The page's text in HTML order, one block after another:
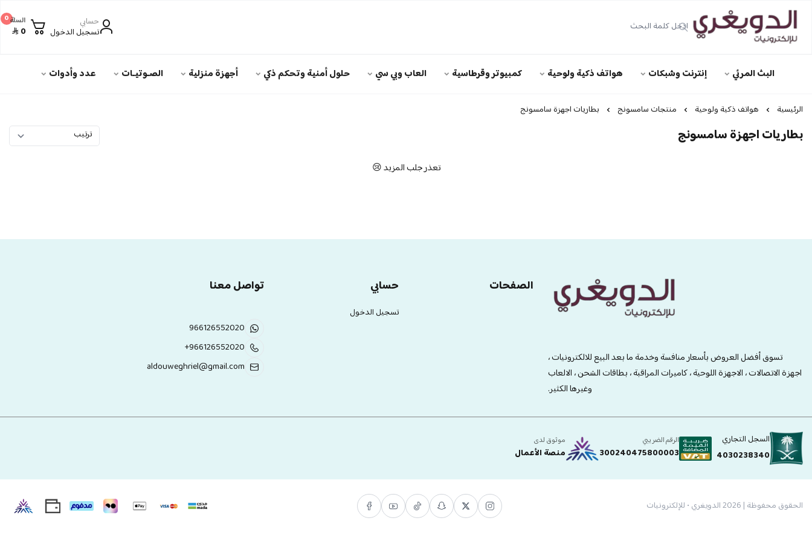
الدويغري • للإلكترونيات
حسابي
تسجيل الدخول
0السلة
0
البث المرئي إنترنت وشبكات هواتف ذكية ولوحية كمبيوتر وقرطاسية العاب وبي سي حلول أمنية وتحكم ذكي أجهزة منزلية الصـوتيـات عدد وأدوات
الرئيسية هواتف ذكية ولوحية منتجات سامسونج بطاريات اجهزة سامسونج
بطاريات اجهزة سامسونج
تعذر جلب المزيد 😢
تسوق أفضل العروض بأسعار منافسة وخدمة ما بعد البيع للالكترونيات ،
اجهزة الاتصالات ، الاجهزة اللوحية ، كاميرات المراقبة ، بطاقات الشحن ، الالعاب
وغيرها الكثير.
الصفحات حسابي
تسجيل الدخول
تواصل معنا
966126552020
+966126552020
aldouweghriel@gmail.com
السجل التجاري
4030238340
الرقم الضريبي
300240475800003
موثوق لدى
منصة الأعمال
الحقوق محفوظة | 2026 الدويغري • للإلكترونيات